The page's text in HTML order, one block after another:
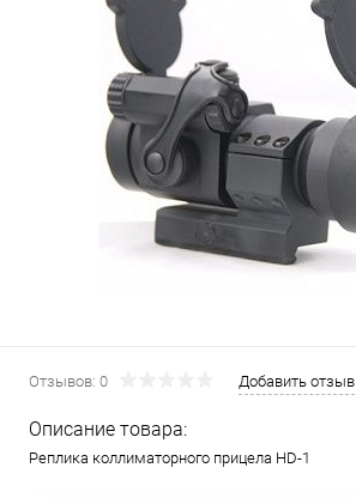
Отзывов: 0 Добавить отзыв
Описание товара:
Реплика коллиматорного прицела HD-1